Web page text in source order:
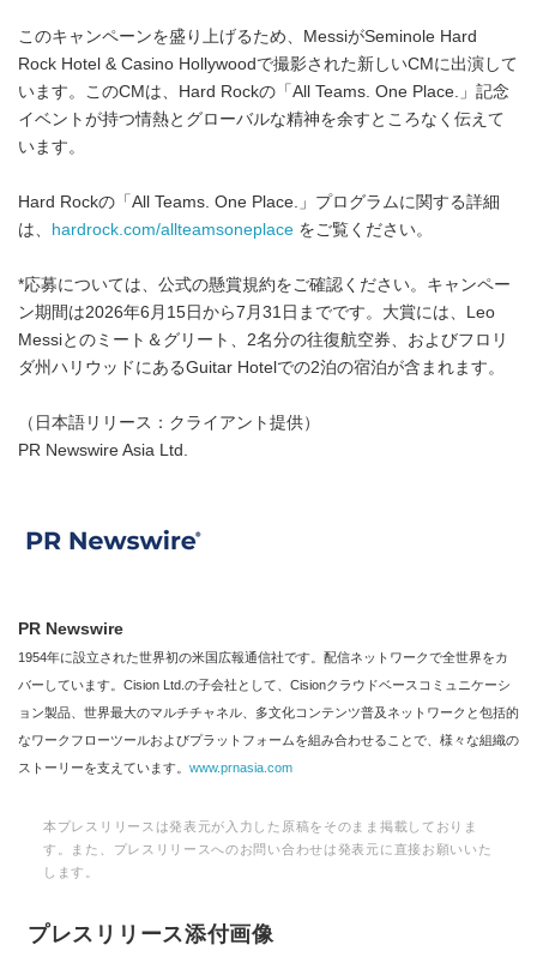
このキャンペーンを盛り上げるため、MessiがSeminole Hard
Rock Hotel & Casino Hollywoodで撮影された新しいCMに出演して
います。このCMは、Hard Rockの「All Teams. One Place.」記念
イベントが持つ情熱とグローバルな精神を余すところなく伝えて
います。
Hard Rockの「All Teams. One Place.」プログラムに関する詳細
は、 hardrock.com/allteamsoneplace をご覧ください。
*応募については、公式の懸賞規約をご確認ください。キャンペー
ン期間は2026年6月15日から7月31日までです。大賞には、Leo
Messiとのミート＆グリート、2名分の往復航空券、およびフロリ
ダ州ハリウッドにあるGuitar Hotelでの2泊の宿泊が含まれます。
（日本語リリース：クライアント提供）
PR Newswire Asia Ltd.
PR Newswire
1954年に設立された世界初の米国広報通信社です。配信ネットワークで全世界をカ
バーしています。Cision Ltd.の子会社として、Cisionクラウドベースコミュニケーシ
ョン製品、世界最大のマルチチャネル、多文化コンテンツ普及ネットワークと包括的
なワークフローツールおよびプラットフォームを組み合わせることで、様々な組織の
ストーリーを支えています。 www.prnasia.com
本プレスリリースは発表元が入力した原稿をそのまま掲載しておりま
す。また、プレスリリースへのお問い合わせは発表元に直接お願いいた
します。
プレスリリース添付画像